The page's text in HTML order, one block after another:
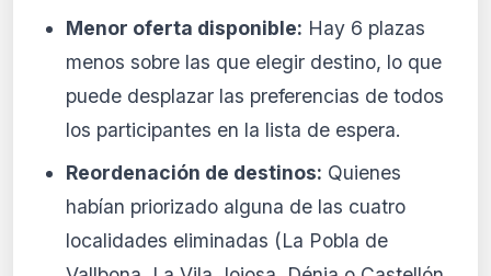
Menor oferta disponible: Hay 6 plazas
menos sobre las que elegir destino, lo que
puede desplazar las preferencias de todos
los participantes en la lista de espera.
Reordenación de destinos: Quienes
habían priorizado alguna de las cuatro
localidades eliminadas (La Pobla de